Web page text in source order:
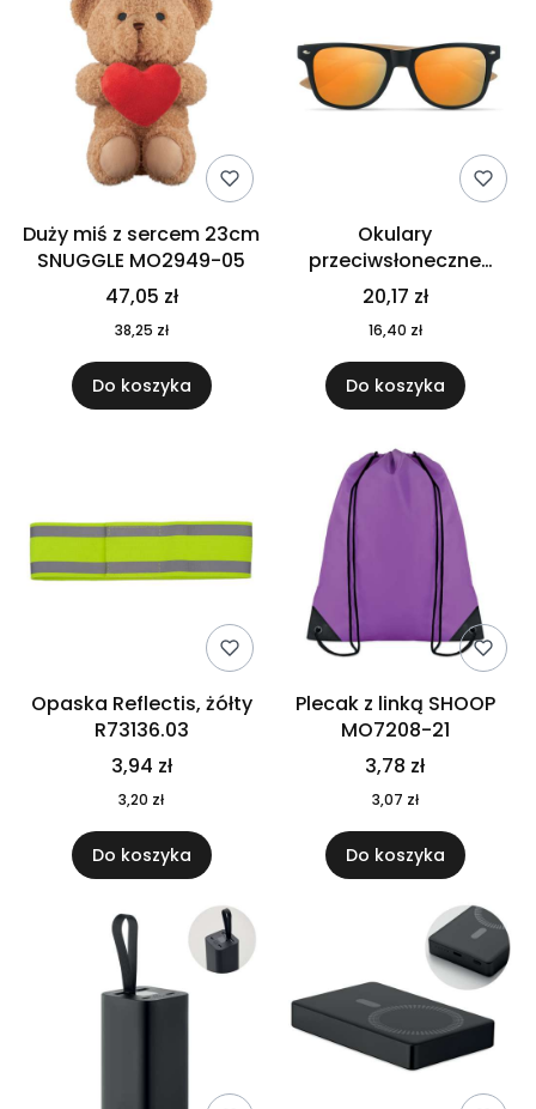
Duży miś z sercem 23cm
SNUGGLE MO2949-05
47,05 zł
38,25 zł
Do koszyka
Okulary
przeciwsłoneczne
CALIFORNIA TOUCH
MO9617-10
20,17 zł
16,40 zł
Do koszyka
Opaska Reflectis, żółty
R73136.03
3,94 zł
3,20 zł
Do koszyka
Plecak z linką SHOOP
MO7208-21
3,78 zł
3,07 zł
Do koszyka